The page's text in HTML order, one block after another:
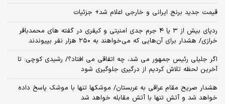
قیمت جدید برنج ایرانی و خارجی اعلام شد+ جزئیات
ردپای بیش از ۳ یا ۴ جرم جدی امنیتی و کیفری در گفته های محمدباقر
خرازی/ هشدار برای آن‌هایی که می‌خواهند به ۲۵۰ هزار نفر بپیوندند
اگر جلیلی رئیس جمهور می شد، چه اتفاقی می افتاد؟/ رشیدی کوچی: تا
آخرین لحظه تلاش کردیم از درگیری جلوگیری شود
هشدار صریح مقام عراقی به عربستان/ موشکها تنها با موشک پاسخ داده
خواهد شد و آتش تنها با آتش مقابله خواهد شد